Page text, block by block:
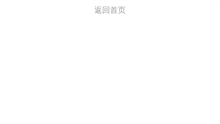
返回首页